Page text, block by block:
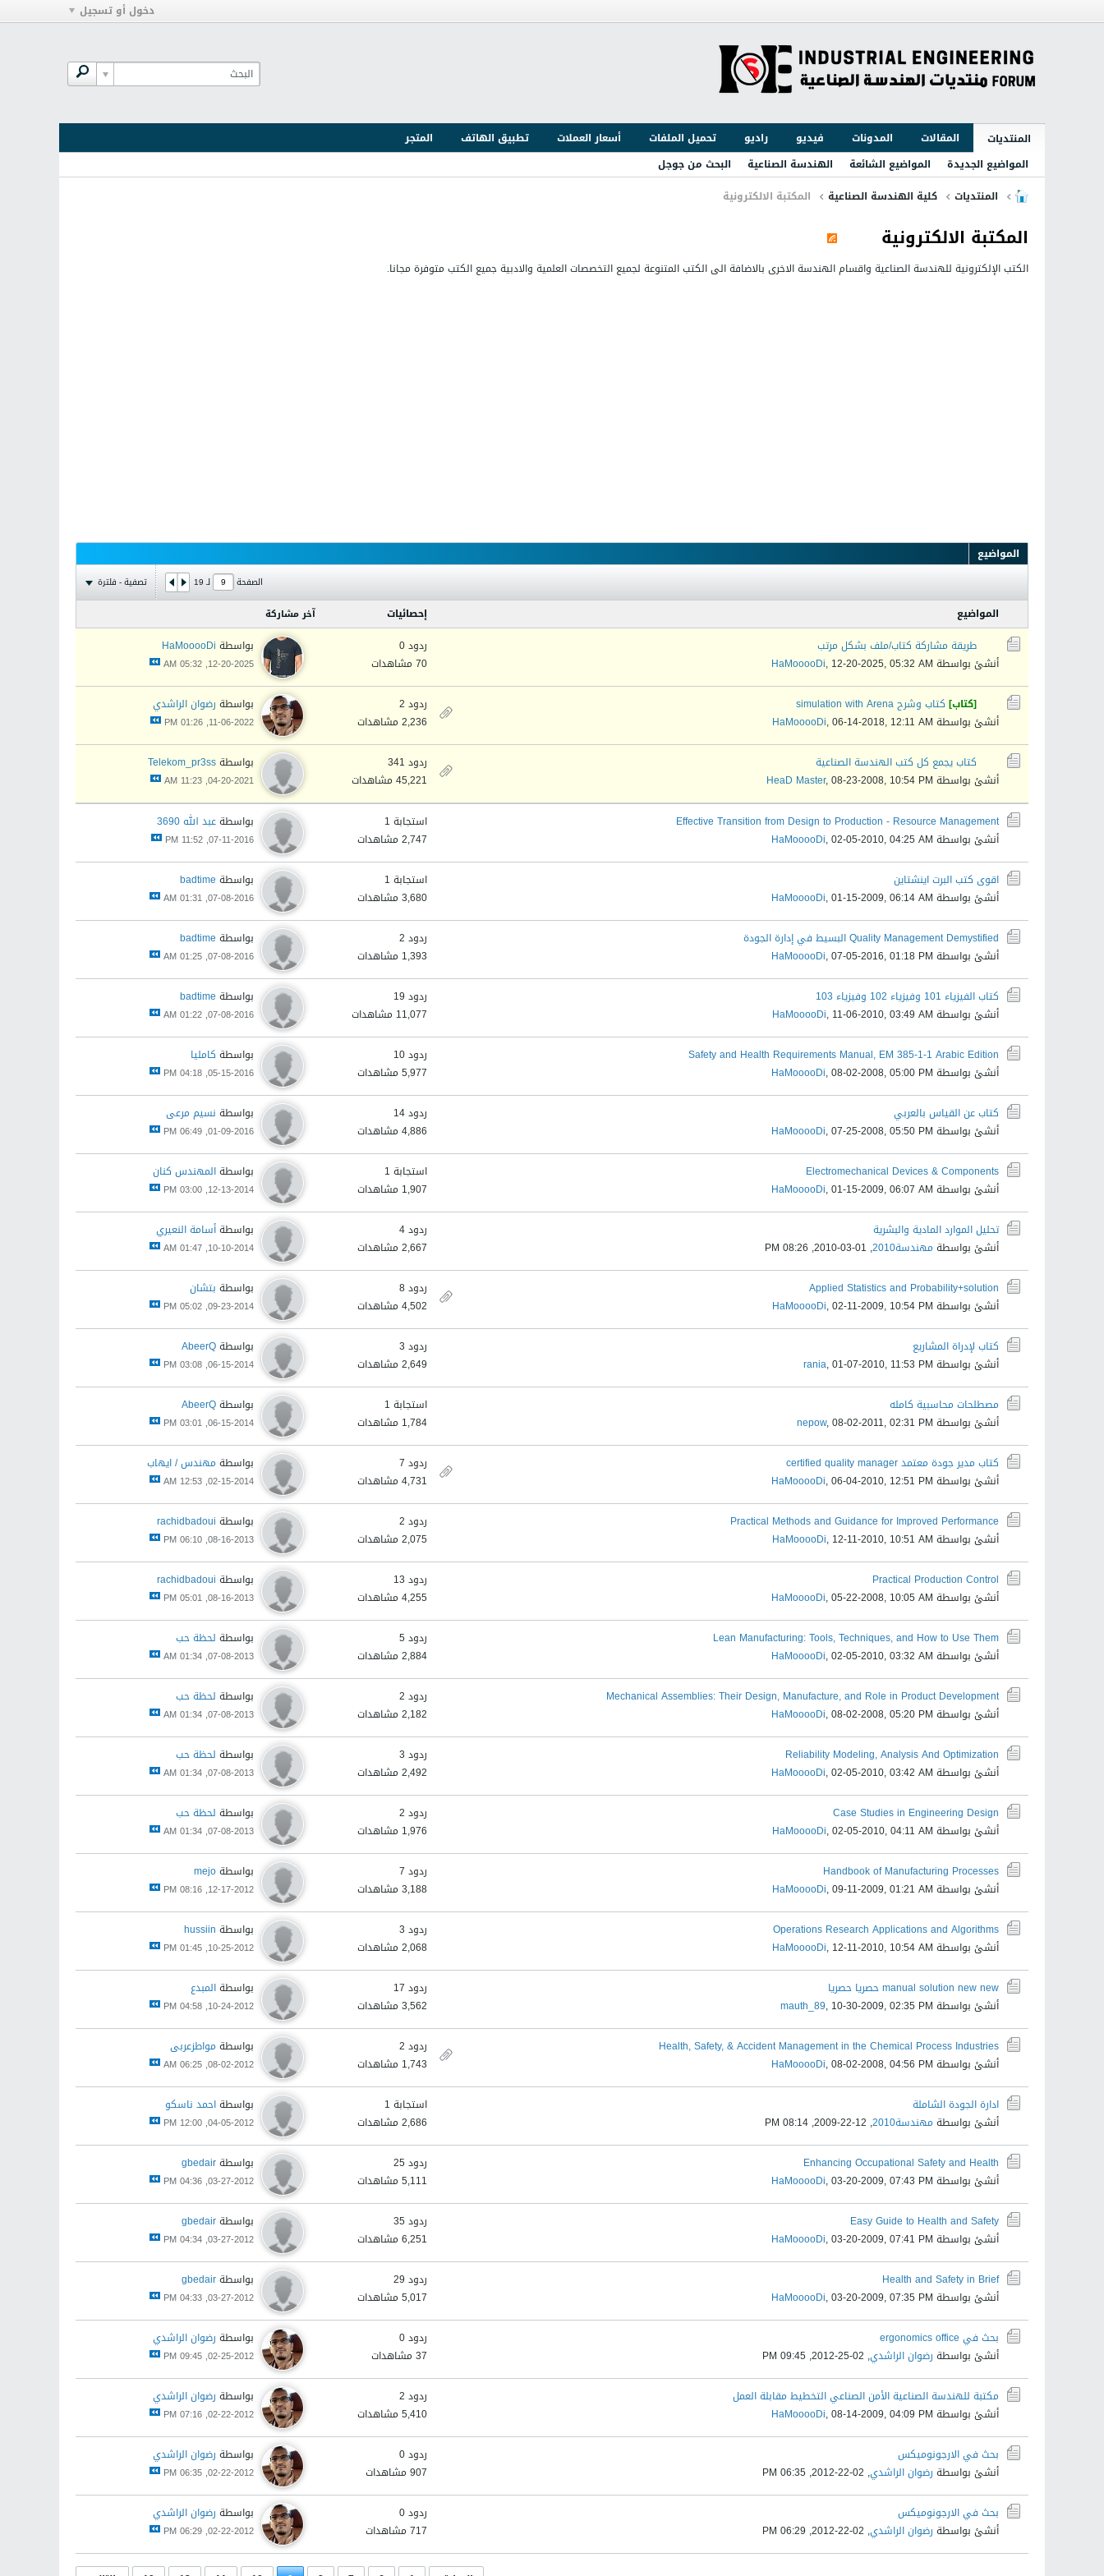
دخول أو تسجيل
المنتديات المقالات المدونات فيديو راديو تحميل الملفات أسعار العملات تطبيق الهاتف
المتجر
المواضيع الجديدة
المواضيع الشائعة الهندسة الصناعية
البحث من جوجل
المنتديات
كلية الهندسة الصناعية المكتبة الالكترونية
المكتبة الالكترونية
الكتب الإلكترونية للهندسة الصناعية واقسام الهندسة الاخرى بالاضافة الى الكتب المتنوعة لجميع التخصصات العلمية والادبية جميع الكتب متوفرة مجانا.
المواضيع
الصفحة لـ19 تصفية - فلترة
المواضيع إحصائيات آخر مشاركة
طريقة مشاركة كتاب/ملف بشكل مرتب
أنشئ بواسطة
HaMooooDi, 12-20-2025, 05:32 AM
ردود 0
70 مشاهدات
بواسطة HaMooooDi
12-20-2025, 05:32 AM
[كتاب] كتاب وشرح simulation with Arena
أنشئ بواسطة
HaMooooDi,06-14-2018, 12:11 AM
ردود 2
2,236 مشاهدات
بواسطة رضوان الراشدي
11-06-2022, 01:26 PM
كتاب يجمع كل كتب الهندسة الصناعية
أنشئ بواسطة
HeaD Master,08-23-2008, 10:54 PM
ردود 341
45,221 مشاهدات
بواسطةTelekom_pr3ss
04-20-2021, 11:23 AM
Effective Transition from Design to Production - Resource Management
أنشئ بواسطة
HaMooooDi,02-05-2010, 04:25 AM
استجابة 1
2,747 مشاهدات
بواسطةعبد الله 3690
07-11-2016, 11:52 PM
اقوى كتب البرت اينشتاين
أنشئ بواسطة
HaMooooDi,01-15-2009, 06:14 AM
استجابة 1
3,680 مشاهدات
بواسطة badtime
07-08-2016, 01:31 AM
Quality Management Demystified البسيط في إدارة الجودة
أنشئ بواسطة
HaMooooDi,07-05-2016, 01:18 PM
ردود 2
1,393 مشاهدات
بواسطة badtime
07-08-2016, 01:25 AM
كتاب الفيزياء 101 وفيزياء 102 وفيزياء 103
أنشئ بواسطة
HaMooooDi, 11-06-2010, 03:49 AM
ردود 19
11,077 مشاهدات
بواسطة badtime
07-08-2016, 01:22 AM
Safety and Health Requirements Manual, EM 385-1-1 Arabic Edition
أنشئ بواسطة
HaMooooDi,08-02-2008, 05:00 PM
ردود 10
5,977 مشاهدات
بواسطة كامليا
05-15-2016, 04:18 PM
كتاب عن القياس بالعربي
أنشئ بواسطة
HaMooooDi,07-25-2008, 05:50 PM
ردود 14
4,886 مشاهدات
بواسطة نسيم مرعى
01-09-2016, 06:49 PM
Electromechanical Devices & Components
أنشئ بواسطة
HaMooooDi,01-15-2009, 06:07 AM
استجابة 1
1,907 مشاهدات
بواسطةالمهندس كنان
12-13-2014, 03:00 PM
تحليل الموارد المادية والبشرية
أنشئ بواسطة مهندسة2010 ,
01-03-2010, 08:26 PM
ردود 4
2,667 مشاهدات
بواسطةأسامة النعيري
10-10-2014, 01:47 AM
Applied Statistics and Probability+solution
أنشئ بواسطة
HaMooooDi,02-11-2009, 10:54 PM
ردود 8
4,502 مشاهدات
بواسطة بتشان
09-23-2014, 05:02 PM
كتاب لإدراة المشاريع
أنشئ بواسطة
rania,01-07-2010, 11:53 PM
ردود 3
2,649 مشاهدات
بواسطةAbeerQ
06-15-2014, 03:08 PM
مصطلحات محاسبية كامله
أنشئ بواسطة
nepow,08-02-2011, 02:31 PM
استجابة 1
1,784 مشاهدات
بواسطةAbeerQ
06-15-2014, 03:01 PM
كتاب مدير جودة معتمد certified​ quality​ manager
أنشئ بواسطة
HaMooooDi,06-04-2010, 12:51 PM
ردود 7
4,731 مشاهدات
بواسطة مهندس / ايهاب
02-15-2014, 12:53 AM
Practical Methods and Guidance for Improved Performance
أنشئ بواسطة
HaMooooDi, 12-11-2010, 10:51 AM
ردود 2
2,075 مشاهدات
بواسطة rachidbadoui
08-16-2013, 06:10 PM
Practical Production Control
أنشئ بواسطة
HaMooooDi,05-22-2008, 10:05 AM
ردود 13
4,255 مشاهدات
بواسطة rachidbadoui
08-16-2013, 05:01 PM
Lean Manufacturing: Tools, Techniques, and How to Use Them
أنشئ بواسطة
HaMooooDi,02-05-2010, 03:32 AM
ردود 5
2,884 مشاهدات
بواسطة لحظة حب
07-08-2013, 01:34 AM
Mechanical Assemblies: Their Design, Manufacture, and Role in Product Development
أنشئ بواسطة
HaMooooDi,08-02-2008, 05:20 PM
ردود 2
2,182 مشاهدات
بواسطة لحظة حب
07-08-2013, 01:34 AM
Reliability Modeling, Analysis And Optimization
أنشئ بواسطة
HaMooooDi,02-05-2010, 03:42 AM
ردود 3
2,492 مشاهدات
بواسطة لحظة حب
07-08-2013, 01:34 AM
Case Studies in Engineering Design
أنشئ بواسطة
HaMooooDi,02-05-2010, 04:11 AM
ردود 2
1,976 مشاهدات
بواسطة لحظة حب
07-08-2013, 01:34 AM
Handbook of Manufacturing Processes
أنشئ بواسطة
HaMooooDi,09-11-2009, 01:21 AM
ردود 7
3,188 مشاهدات
بواسطةmejo
12-17-2012, 08:16 PM
Operations Research Applications and Algorithms
أنشئ بواسطة
HaMooooDi, 12-11-2010, 10:54 AM
ردود 3
2,068 مشاهدات
بواسطة hussiin
10-25-2012, 01:45 PM
manual solution new new حصريا حصريا
أنشئ بواسطة
mauth_89, 10-30-2009, 02:35 PM
ردود 17
3,562 مشاهدات
بواسطةالمبدع
10-24-2012, 04:58 PM
Health, Safety, & Accident Management in the Chemical Process Industries
أنشئ بواسطة
HaMooooDi,08-02-2008, 04:56 PM
ردود 2
1,743 مشاهدات
بواسطة مواطزعربى
08-02-2012, 06:25 AM
ادارة الجودة الشاملة
أنشئ بواسطة مهندسة2010 ,
12-22-2009, 08:14 PM
استجابة 1
2,686 مشاهدات
بواسطةاحمد ناسكو
04-05-2012, 12:00 PM
Enhancing Occupational Safety and Health
أنشئ بواسطة
HaMooooDi,03-20-2009, 07:43 PM
ردود 25
5,111 مشاهدات
بواسطةgbedair
03-27-2012, 04:36 PM
Easy Guide to Health and Safety
أنشئ بواسطة
HaMooooDi,03-20-2009, 07:41 PM
ردود 35
6,251 مشاهدات
بواسطةgbedair
03-27-2012, 04:34 PM
Health and Safety in Brief
أنشئ بواسطة
HaMooooDi,03-20-2009, 07:35 PM
ردود 29
5,017 مشاهدات
بواسطةgbedair
03-27-2012, 04:33 PM
بحث في ergonomics office
أنشئ بواسطة رضوان الراشدي,
02-25-2012, 09:45 PM
ردود 0
37 مشاهدات
بواسطة رضوان الراشدي
02-25-2012, 09:45 PM
مكتبة للهندسة الصناعية الأمن الصناعي التخطيط مقابلة العمل
أنشئ بواسطة
HaMooooDi,08-14-2009, 04:09 PM
ردود 2
5,410 مشاهدات
بواسطة رضوان الراشدي
02-22-2012, 07:16 PM
بحث في الارجونوميكس
أنشئ بواسطة رضوان الراشدي,
02-22-2012, 06:35 PM
ردود 0
907 مشاهدات
بواسطة رضوان الراشدي
02-22-2012, 06:35 PM
بحث في الارجونوميكس
أنشئ بواسطة رضوان الراشدي,
02-22-2012, 06:29 PM
ردود 0
717 مشاهدات
بواسطة رضوان الراشدي
02-22-2012, 06:29 PM